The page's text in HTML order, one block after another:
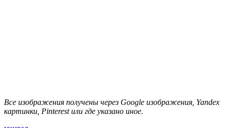
Все изображения получены через Google изображения, Yandex
картинки, Pinterest или где указано иное.